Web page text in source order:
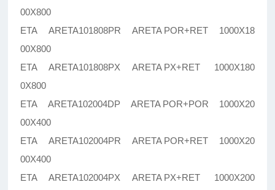
00X800
ETA ARETA101808PR ARETA POR+RET 1000X18
00X800
ETA ARETA101808PX ARETA PX+RET 1000X180
0X800
ETA ARETA102004DP ARETA POR+POR 1000X20
00X400
ETA ARETA102004PR ARETA POR+RET 1000X20
00X400
ETA ARETA102004PX ARETA PX+RET 1000X200